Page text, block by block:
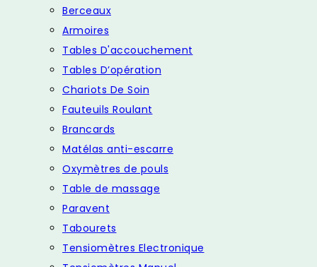
Berceaux
Armoires
Tables D'accouchement
Tables D’opération
Chariots De Soin
Fauteuils Roulant
Brancards
Matélas anti-escarre
Oxymètres de pouls
Table de massage
Paravent
Tabourets
Tensiomètres Electronique